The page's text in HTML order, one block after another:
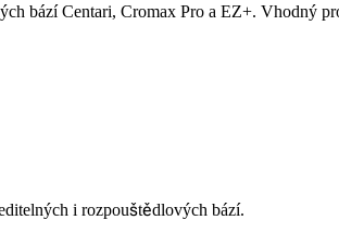
bází Centari, Cromax Pro a EZ+. Vhodný
i rozpouštědlových bází.